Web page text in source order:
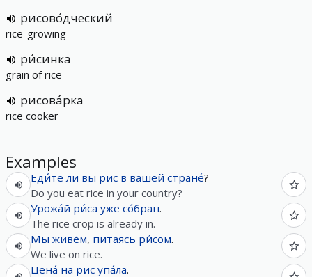
рисово́дческий
rice-growing
ри́синка
grain of rice
рисова́рка
rice cooker
Examples
Еди́те ли вы рис в вашей стране́?
Do you eat rice in your country?
Урожа́й ри́са уже со́бран.
The rice crop is already in.
Мы живём, питаясь ри́сом.
We live on rice.
Цена́ на рис упа́ла.